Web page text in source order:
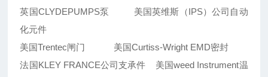
英国CLYDEPUMPS泵 美国英维斯（IPS）公司自动
化元件
美国Trentec闸门 美国Curtiss-Wright EMD密封
法国KLEY FRANCE公司支承件 美国weed Instrument温